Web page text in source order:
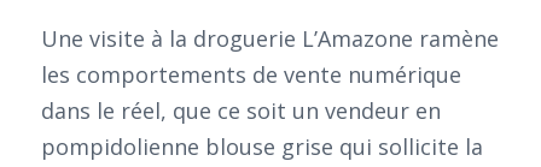
Une visite à la droguerie L’Amazone ramène
les comportements de vente numérique
dans le réel, que ce soit un vendeur en
pompidolienne blouse grise qui sollicite la